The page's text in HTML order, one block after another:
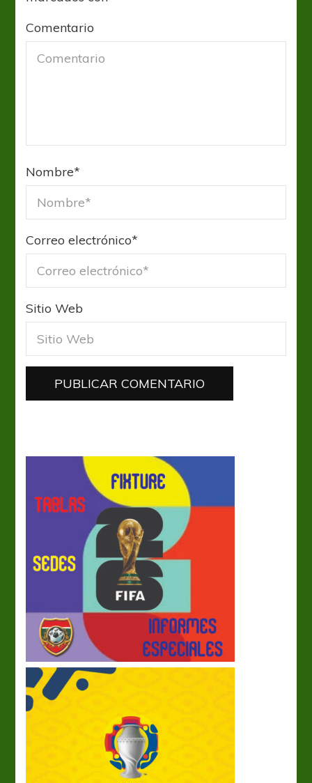
Comentario
Nombre*
Correo electrónico*
Sitio Web